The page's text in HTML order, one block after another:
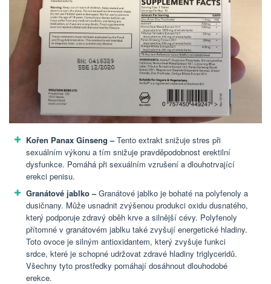
Kořen Panax Ginseng –Tento extrakt snižuje stres při
sexuálním výkonu a tím snižuje pravděpodobnost erektilní
dysfunkce. Pomáhá při sexuálním vzrušení a dlouhotrvající
erekci penisu.
Granátové jablko –Granátové jablko je bohaté na polyfenoly a
dusičnany. Může usnadnit zvýšenou produkci oxidu dusnatého,
který podporuje zdravý oběh krve a silnější cévy. Polyfenoly
přítomné v granátovém jablku také zvyšují energetické hladiny.
Toto ovoce je silným antioxidantem, který zvyšuje funkci
srdce, které je schopné udržovat zdravé hladiny triglyceridů.
Všechny tyto prostředky pomáhají dosáhnout dlouhodobé
erekce.